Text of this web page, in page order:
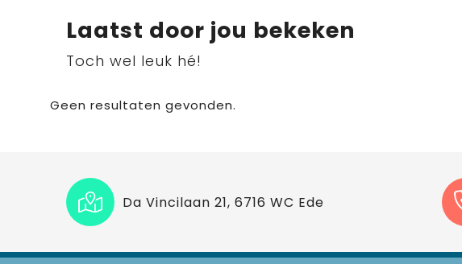
Laatst door jou bekeken
Toch wel leuk hé!
Geen resultaten gevonden.
Da Vincilaan 21, 6716 WC Ede